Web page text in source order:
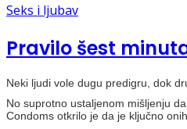
Seks i ljubav
Pravilo šest
Neki ljudi vole dugu predigru, dok
No suprotno ustaljenom mišljenju
Condoms otkrilo je da je ključno